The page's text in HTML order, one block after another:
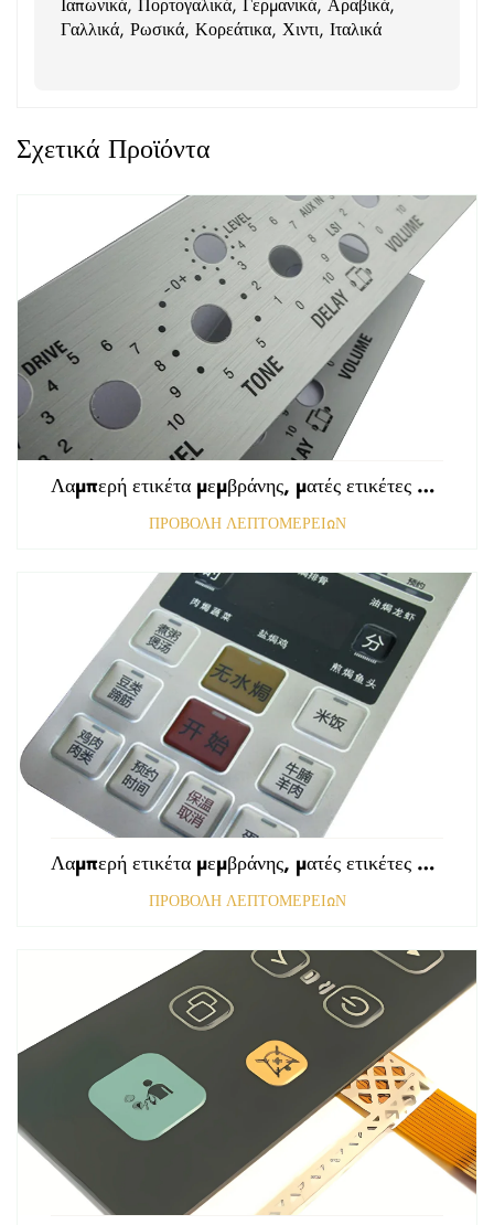
Γαλλικά, Ρωσικά, Κορεάτικα, Χιντι, Ιταλικά
Σχετικά Προϊόντα
Λαμπερή ετικέτα μεμβράνης, ματές ετικέτες εμπρόσθιου πίνακα ελέγχου, ανάγλυφη γραφική επικάλυψη πολυκαρβονικού
ΠΡΟΒΟΛΗ ΛΕΠΤΟΜΕΡΕΙΩΝ
Λαμπερή ετικέτα μεμβράνης, ματές ετικέτες εμπρόσθιου πίνακα ελέγχου, ανάγλυφες ετικέτες πολυκαρβονικού, γραφικές επικαλύψεις
ΠΡΟΒΟΛΗ ΛΕΠΤΟΜΕΡΕΙΩΝ